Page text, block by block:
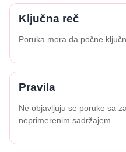
Ključna reč
Poruka mora da počne
Pravila
Ne objavljuju se poruke sa
neprimerenim sadržajem.